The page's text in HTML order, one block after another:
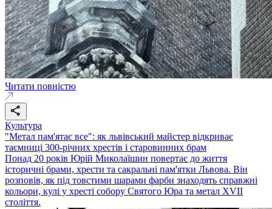
Читати повністю
Культура
"Метал пам'ятає все": як львівський майстер відкриває
таємниці 300-річних хрестів і старовинних брам
Понад 20 років Юрій Миколаїшин повертає до життя
історичні брами, хрести та сакральні пам'ятки Львова. Він
розповів, як під товстими шарами фарби знаходять справжні
кольори, кулі у хресті собору Святого Юра та метал XVII
століття.